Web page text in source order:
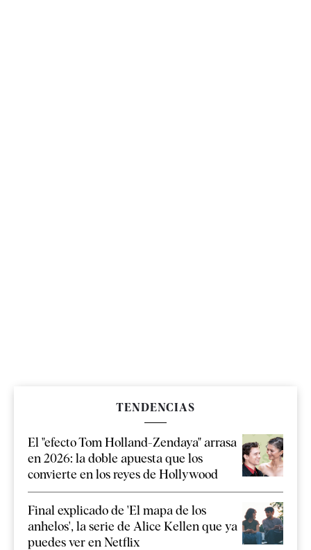
TENDENCIAS
El "efecto Tom Holland-Zendaya" arrasa
en 2026: la doble apuesta que los
convierte en los reyes de Hollywood
Final explicado de 'El mapa de los
anhelos', la serie de Alice Kellen que ya
puedes ver en Netflix